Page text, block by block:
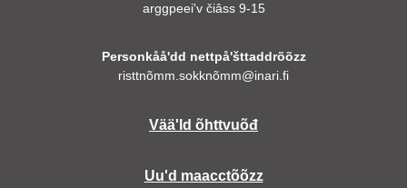
arggpeeiʹv čiâss 9-15
Personkååʹdd nettpåʹšttaddrõõzz
risttnõmm.sokknõmm@inari.fi
Vääʹld õhttvuõđ
Uuʹd maacctõõzz